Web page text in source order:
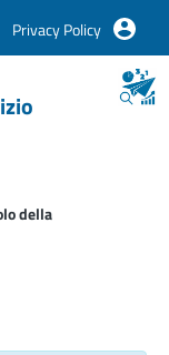
Privacy Policy
della